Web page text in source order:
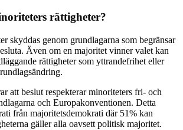
rättigheter?
skyddas genom grundlagarna som begränsar
Även om en majoritet vinner valet kan
rättigheter som yttrandefrihet eller
att beslut respekterar minoriteters fri- och
och Europakonventionen. Detta
från majoritetsdemokrati där 51% kan
gäller alla oavsett politisk majoritet.